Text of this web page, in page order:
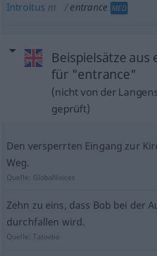
Introitus m entrance MED
Beispielsätze aus
für "entrance"
(nicht von der
geprüft)
Den versperrten Eingang zur
Weg.
Quelle: GlobalVoices
Zehn zu eins, dass Bob bei der
durchfallen wird.
Quelle:Tatoeba